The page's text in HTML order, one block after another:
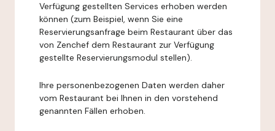
Verfügung gestellten Services erhoben werden
können (zum Beispiel, wenn Sie eine
Reservierungsanfrage beim Restaurant über das
von Zenchef dem Restaurant zur Verfügung
gestellte Reservierungsmodul stellen).
Ihre personenbezogenen Daten werden daher
vom Restaurant bei Ihnen in den vorstehend
genannten Fällen erhoben.